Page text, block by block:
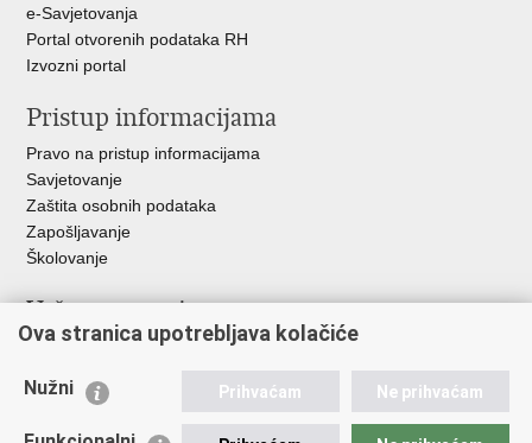
e-Savjetovanja
Portal otvorenih podataka RH
Izvozni portal
Pristup informacijama
Pravo na pristup informacijama
Savjetovanje
Zaštita osobnih podataka
Zapošljavanje
Školovanje
Važne poveznice
Ministarstvo unutarnjih poslova
Udruge
Ova stranica upotrebljava kolačiće
Nužni Prihvaćam Ne prihvaćam